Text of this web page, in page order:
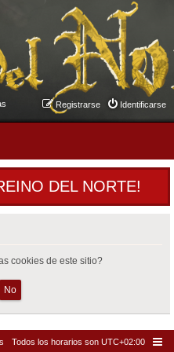
Identificarse
Registrarse
DEL NORTE!
cookies de este sitio?
Todos los horarios son UTC+02:00